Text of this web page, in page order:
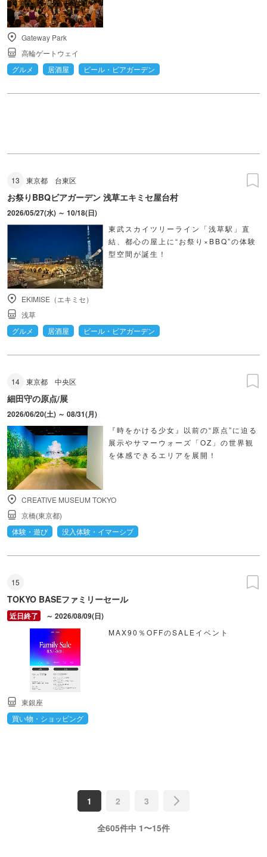
Gateway Park
高輪ゲートウェイ
グルメ
居酒屋 ビール・ビアガーデン
13 東京都 台東区
お祭りBBQビアガーデン 浅草エキミセ屋台村
2026/05/27(水) ～ 10/18(日)
東武スカイツリーライン「浅草駅」直
結、都心の屋上に“お祭り×BBQ”の体験
型空間が誕生！
EKIMISE（エキミセ）
浅草
グルメ
居酒屋 ビール・ビアガーデン
14 東京都 中央区
細田守の原点/展
2026/06/20(土) ～ 08/31(月)
『時をかける少女』以前の“原点”に迫る
展示やサマーウォーズ「OZ」の世界観
を体感できるエリアを展開！
CREATIVE MUSEUM TOKYO
京橋(東京都)
体験・遊び
没入体験・イマーシブ
15
TOKYO BASEファミリーセール
～ 2026/08/09(日)
MAX90％OFFのSALEイベント
東銀座
買い物・ショッピング
1 2 3
全605件中 1〜15件